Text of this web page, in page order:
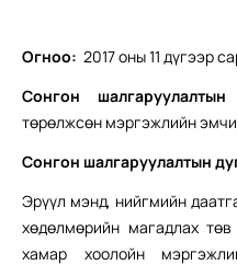
Огноо: 2017 оны 11 дүгээр
Сонгон
төрөлжсөн мэргэжлийн
Сонгон шалгаруулалтын
Эрүүл мэнд, нийгмийн
хөдөлмөрийн магадлах
хамар хоолойн